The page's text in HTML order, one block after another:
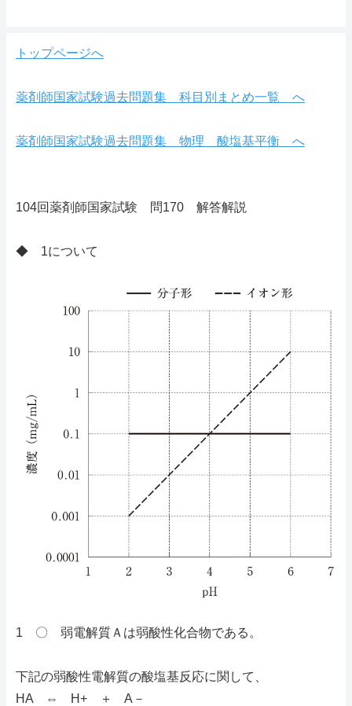
トップページへ
薬剤師国家試験過去問題集 科目別まとめ一覧 へ
薬剤師国家試験過去問題集 物理 酸塩基平衡 へ
104回薬剤師国家試験 問170 解答解説
◆ 1について
1 〇 弱電解質Ａは弱酸性化合物である。
下記の弱酸性電解質の酸塩基反応に関して、
HA ⇔ H+ ＋ A－